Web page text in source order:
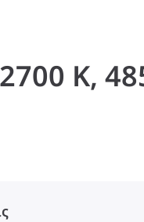
K,